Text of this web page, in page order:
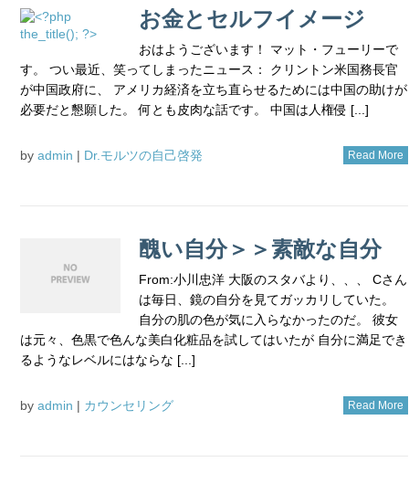
お金とセルフイメージ
おはようございます！ マット・フューリーで
す。 つい最近、笑ってしまったニュース： クリントン米国務長官
が中国政府に、 アメリカ経済を立ち直らせるためには中国の助けが
必要だと懇願した。 何とも皮肉な話です。 中国は人権侵 [...]
by admin | Dr.モルツの自己啓発 Read More
醜い自分＞＞素敵な自分
From:小川忠洋 大阪のスタバより、、、 Cさん
は毎日、鏡の自分を見てガッカリしていた。
自分の肌の色が気に入らなかったのだ。 彼女
は元々、色黒で色んな美白化粧品を試してはいたが 自分に満足でき
るようなレベルにはならな [...]
by admin | カウンセリング Read More